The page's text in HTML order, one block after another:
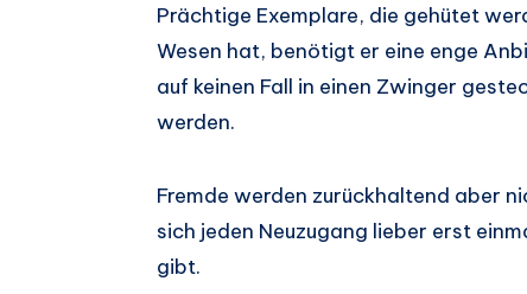
Prächtige Exemplare, die gehütet
Wesen hat, benötigt er eine enge
auf keinen Fall in einen Zwinger
werden.
Fremde werden zurückhaltend aber
sich jeden Neuzugang lieber erst
gibt.